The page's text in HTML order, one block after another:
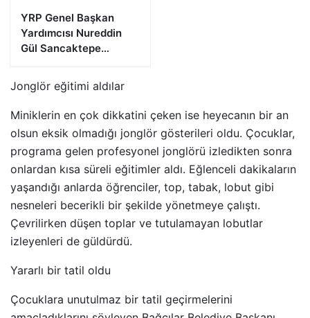
YRP Genel Başkan
Yardımcısı Nureddin
Gül Sancaktepe
Geldi
Jonglör eğitimi aldılar
Miniklerin en çok dikkatini çeken ise heyecanın bir an
olsun eksik olmadığı jonglör gösterileri oldu. Çocuklar,
programa gelen profesyonel jonglörü izledikten sonra
onlardan kısa süreli eğitimler aldı. Eğlenceli dakikaların
yaşandığı anlarda öğrenciler, top, tabak, lobut gibi
nesneleri becerikli bir şekilde yönetmeye çalıştı.
Çevrilirken düşen toplar ve tutulamayan lobutlar
izleyenleri de güldürdü.
Yararlı bir tatil oldu
Çocuklara unutulmaz bir tatil geçirmelerini